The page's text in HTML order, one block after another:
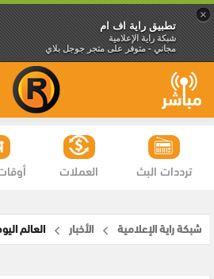
×
تطبيق راية اف ام
شبكة راية الإعلامية
مجاني - متوفر على متجر جوجل بلاي
العملات ترددات البث
شبكة راية الإعلامية الأخبار العالم